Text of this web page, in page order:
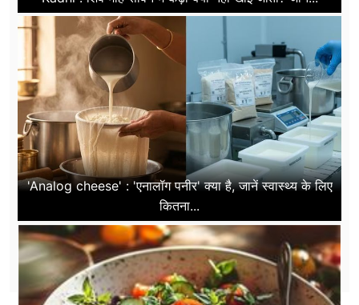
'Analog cheese' : 'एनालॉग पनीर' क्या है, जानें स्वास्थ्य के लिए
कितना...